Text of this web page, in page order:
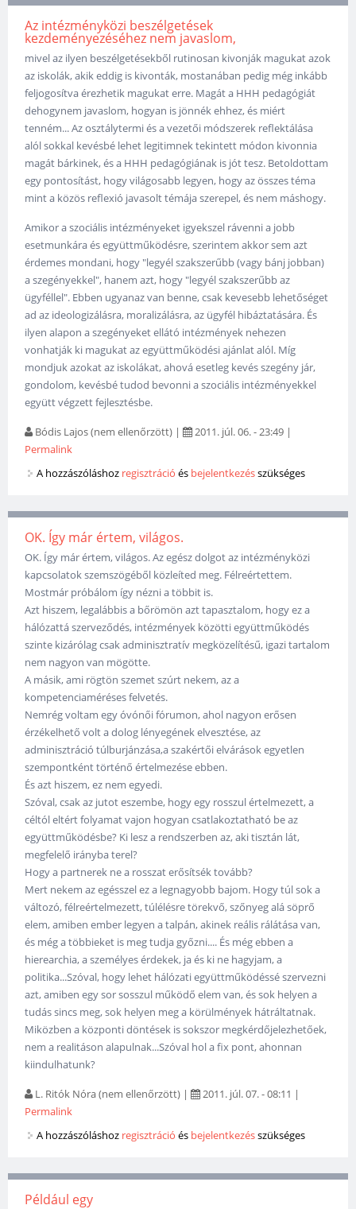
Az intézményközi beszélgetések
kezdeményezéséhez nem javaslom,
mivel az ilyen beszélgetésekből rutinosan kivonják magukat azok
az iskolák, akik eddig is kivonták, mostanában pedig még inkább
feljogosítva érezhetik magukat erre. Magát a HHH pedagógiát
dehogynem javaslom, hogyan is jönnék ehhez, és miért
tenném... Az osztálytermi és a vezetői módszerek reflektálása
alól sokkal kevésbé lehet legitimnek tekintett módon kivonnia
magát bárkinek, és a HHH pedagógiának is jót tesz. Betoldottam
egy pontosítást, hogy világosabb legyen, hogy az összes téma
mint a közös reflexió javasolt témája szerepel, és nem máshogy.
Amikor a szociális intézményeket igyekszel rávenni a jobb
esetmunkára és együttműködésre, szerintem akkor sem azt
érdemes mondani, hogy "legyél szakszerűbb (vagy bánj jobban)
a szegényekkel", hanem azt, hogy "legyél szakszerűbb az
ügyféllel". Ebben ugyanaz van benne, csak kevesebb lehetőséget
ad az ideologizálásra, moralizálásra, az ügyfél hibáztatására. És
ilyen alapon a szegényeket ellátó intézmények nehezen
vonhatják ki magukat az együttműködési ajánlat alól. Míg
mondjuk azokat az iskolákat, ahová esetleg kevés szegény jár,
gondolom, kevésbé tudod bevonni a szociális intézményekkel
együtt végzett fejlesztésbe.
Bódis Lajos (nem ellenőrzött) | 2011. júl. 06. - 23:49 |
Permalink
A hozzászóláshoz regisztráció és bejelentkezésszükséges
OK. Így már értem, világos.
OK. Így már értem, világos. Az egész dolgot az intézményközi
kapcsolatok szemszögéből közleíted meg. Félreértettem.
Mostmár próbálom így nézni a többit is.
Azt hiszem, legalábbis a bőrömön azt tapasztalom, hogy ez a
hálózattá szerveződés, intézmények közötti együttműködés
szinte kizárólag csak adminisztratív megközelítésű, igazi tartalom
nem nagyon van mögötte.
A másik, ami rögtön szemet szúrt nekem, az a
kompetenciaméréses felvetés.
Nemrég voltam egy óvónői fórumon, ahol nagyon erősen
érzékelhető volt a dolog lényegének elvesztése, az
adminisztráció túlburjánzása,a szakértői elvárások egyetlen
szempontként történő értelmezése ebben.
És azt hiszem, ez nem egyedi.
Szóval, csak az jutot eszembe, hogy egy rosszul értelmezett, a
céltól eltért folyamat vajon hogyan csatlakoztatható be az
együttműködésbe? Ki lesz a rendszerben az, aki tisztán lát,
megfelelő irányba terel?
Hogy a partnerek ne a rosszat erősítsék tovább?
Mert nekem az egésszel ez a legnagyobb bajom. Hogy túl sok a
változó, félreértelmezett, túlélésre törekvő, szőnyeg alá söprő
elem, amiben ember legyen a talpán, akinek reális rálátása van,
és még a többieket is meg tudja győzni.... És még ebben a
hierearchia, a személyes érdekek, ja és ki ne hagyjam, a
politika...Szóval, hogy lehet hálózati együttműködéssé szervezni
azt, amiben egy sor sosszul működő elem van, és sok helyen a
tudás sincs meg, sok helyen meg a körülmények hátráltatnak.
Miközben a központi döntések is sokszor megkérdőjelezhetőek,
nem a realitáson alapulnak...Szóval hol a fix pont, ahonnan
kiindulhatunk?
L. Ritók Nóra (nem ellenőrzött) | 2011. júl. 07. - 08:11 |
Permalink
A hozzászóláshoz regisztráció és bejelentkezésszükséges
Például egy